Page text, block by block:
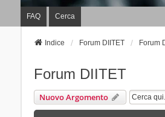
FAQ Cerca
Indice Forum DIITET Forum
Forum DIITET
Nuovo Argomento